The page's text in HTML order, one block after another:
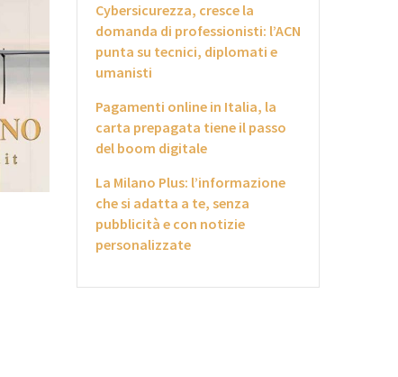
Cybersicurezza, cresce la
domanda di professionisti: l’ACN
punta su tecnici, diplomati e
umanisti
Pagamenti online in Italia, la
carta prepagata tiene il passo
del boom digitale
La Milano Plus: l’informazione
che si adatta a te, senza
pubblicità e con notizie
personalizzate